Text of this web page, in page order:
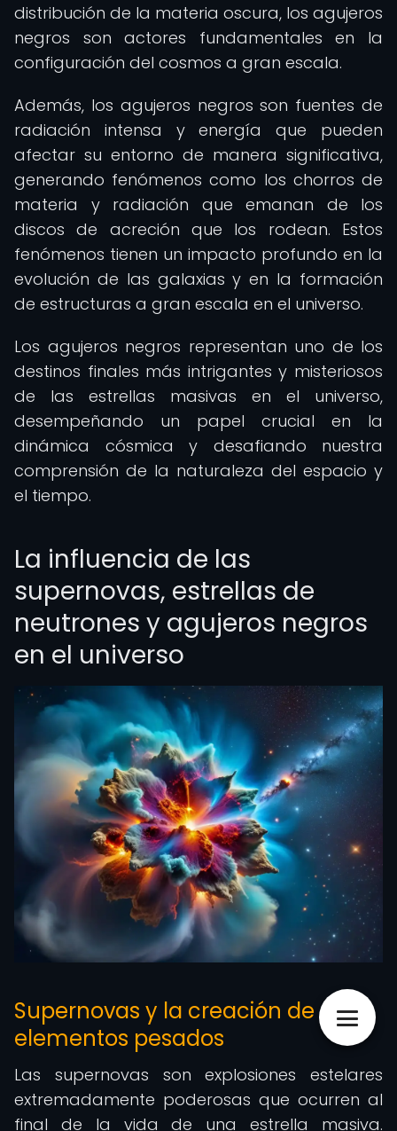
distribución de la materia oscura, los agujeros
negros son actores fundamentales en la
configuración del cosmos a gran escala.
Además, los agujeros negros son fuentes de
radiación intensa y energía que pueden
afectar su entorno de manera significativa,
generando fenómenos como los chorros de
materia y radiación que emanan de los
discos de acreción que los rodean. Estos
fenómenos tienen un impacto profundo en la
evolución de las galaxias y en la formación
de estructuras a gran escala en el universo.
Los agujeros negros representan uno de los
destinos finales más intrigantes y misteriosos
de las estrellas masivas en el universo,
desempeñando un papel crucial en la
dinámica cósmica y desafiando nuestra
comprensión de la naturaleza del espacio y
el tiempo.
La influencia de las
supernovas, estrellas de
neutrones y agujeros negros
en el universo
Supernovas y la creación de
elementos pesados
Las supernovas son explosiones estelares
extremadamente poderosas que ocurren al
final de la vida de una estrella masiva.